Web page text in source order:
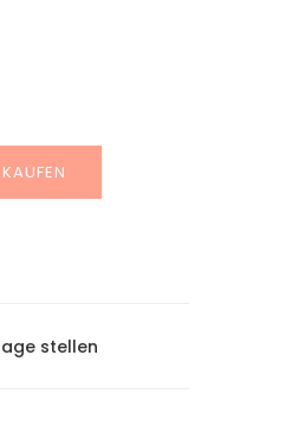
stellen